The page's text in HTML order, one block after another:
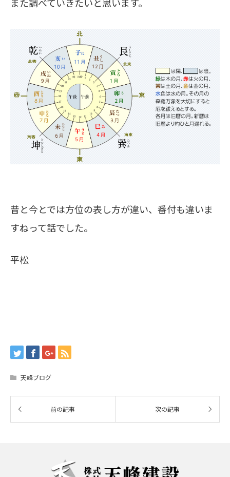
昔と今とでは方位の表し方が違い、番付も違いま
すねって話でした。
平松
天峰ブログ